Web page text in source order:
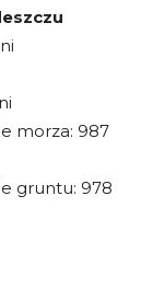
morza: 987
gruntu: 978